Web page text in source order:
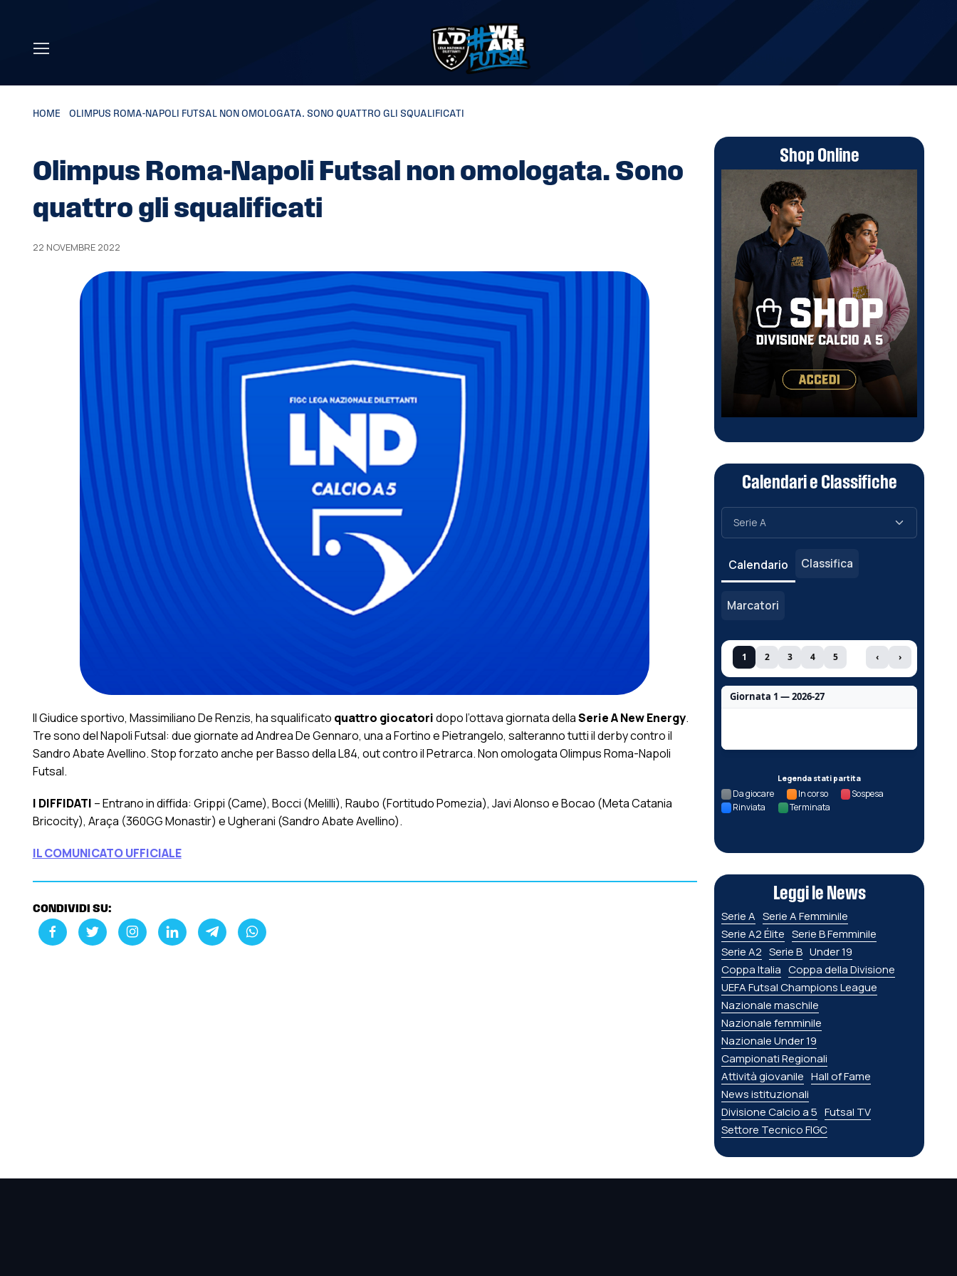
HOME OLIMPUS ROMA-NAPOLI FUTSAL NON OMOLOGATA. SONO QUATTRO GLI SQUALIFICATI
Olimpus Roma-Napoli Futsal non omologata. Sono
quattro gli squalificati
22 NOVEMBRE 2022
Il Giudice sportivo, Massimiliano De Renzis, ha squalificato quattro giocatoridopo l’ottava giornata dellaSerie A New Energy.
Tre sono del Napoli Futsal: due giornate ad Andrea De Gennaro, una a Fortino e Pietrangelo, salteranno tutti il derby contro il
Sandro Abate Avellino. Stop forzato anche per Basso della L84, out contro il Petrarca. Non omologata Olimpus Roma-Napoli
Futsal.
I DIFFIDATI – Entrano in diffida: Grippi (Came), Bocci (Melilli), Raubo (Fortitudo Pomezia), Javi Alonso e Bocao (Meta Catania
Bricocity), Araça (360GG Monastir) e Ugherani (Sandro Abate Avellino).
IL COMUNICATO UFFICIALE
CONDIVIDI SU:
Shop Online
Calendari e Classifiche
Calendario Classifica
Marcatori
1 2 3 4 5 ‹ ›
Giornata 1 — 2026-27
Legenda stati partita
Da giocare In corso
Sospesa
Rinviata
Terminata
Leggi le News
Serie A Serie A Femminile
Serie A2 Élite Serie B Femminile
Serie A2 Serie B Under 19
Coppa Italia Coppa della Divisione
UEFA Futsal Champions League
Nazionale maschile
Nazionale femminile
Nazionale Under 19
Campionati Regionali
Attività giovanile Hall of Fame
News istituzionali
Divisione Calcio a 5 Futsal TV
Settore Tecnico FIGC